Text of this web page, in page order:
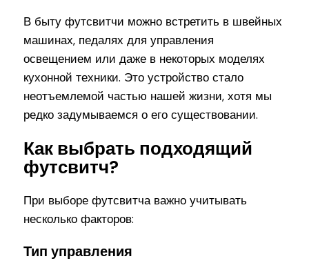
В быту футсвитчи можно встретить в швейных
машинах, педалях для управления
освещением или даже в некоторых моделях
кухонной техники. Это устройство стало
неотъемлемой частью нашей жизни, хотя мы
редко задумываемся о его существовании.
Как выбрать подходящий
футсвитч?
При выборе футсвитча важно учитывать
несколько факторов:
Тип управления